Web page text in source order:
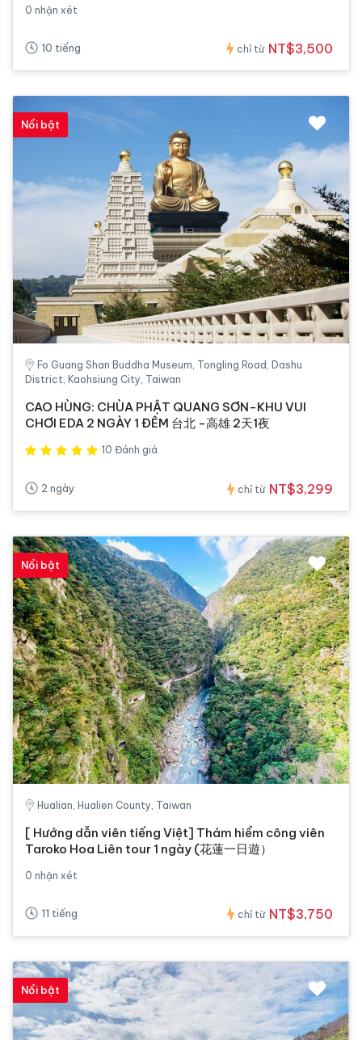
0 nhận xét
10 tiếng chỉ từ NT$3,500
Nổi bật
Fo Guang Shan Buddha Museum, Tongling Road, Dashu
District, Kaohsiung City, Taiwan
CAO HÙNG: CHÙA PHẬT QUANG SƠN-KHU VUI
CHƠI EDA 2 NGÀY 1 ĐÊM 台北 -高雄 2天1夜
10 Đánh giá
2 ngày chỉ từ NT$3,299
Nổi bật
Hualian, Hualien County, Taiwan
[ Hướng dẫn viên tiếng Việt] Thám hiểm công viên
Taroko Hoa Liên tour 1 ngày (花蓮一日遊）
0 nhận xét
11 tiếng chỉ từ NT$3,750
Nổi bật